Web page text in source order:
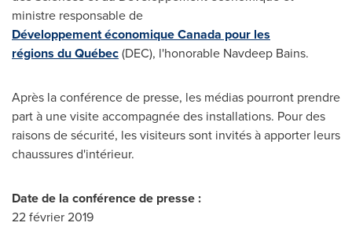
ministre responsable de
Développement économique Canada pour les
régions du Québec(DEC), l'honorable Navdeep Bains.
Après la conférence de presse, les médias pourront prendre
part à une visite accompagnée des installations. Pour des
raisons de sécurité, les visiteurs sont invités à apporter leurs
chaussures d'intérieur.
Date de la conférence de presse :
22 février 2019